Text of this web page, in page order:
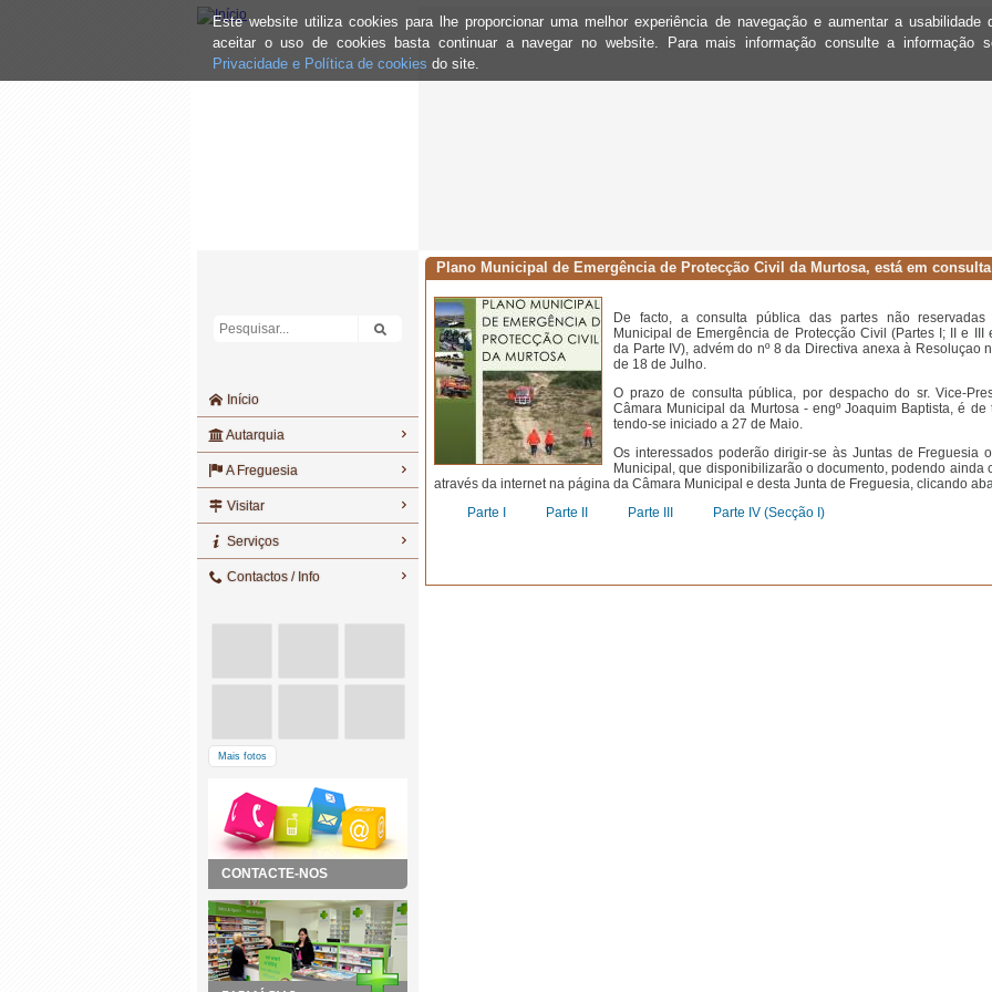
Este website utiliza cookies para lhe proporcionar uma melhor experiência de navegação e aumentar a usabilidade
aceitar o uso de cookies basta continuar a navegar no website. Para mais informação consulte a informação
Privacidade e Política de cookies do site.
Início
Autarquia
A Freguesia
Visitar
Serviços
Contactos / Info
Mais fotos
CONTACTE-NOS
Plano Municipal de Emergência de Protecção Civil da Murtosa, está em
De facto, a consulta pública das partes não
Municipal de Emergência de Protecção Civil (Partes I; II e III
da Parte IV), advém do nº 8 da Directiva anexa à Resoluçao
de 18 de Julho.
O prazo de consulta pública, por despacho do sr. Vice-
Câmara Municipal da Murtosa - engº Joaquim Baptista, é de
tendo-se iniciado a 27 de Maio.
Os interessados poderão dirigir-se às Juntas de Freguesia
Municipal, que disponibilizarão o documento, podendo ainda
através da internet na página da Câmara Municipal e desta Junta de Freguesia, clicando
Parte I
Parte II Parte III Parte IV (Secção I)